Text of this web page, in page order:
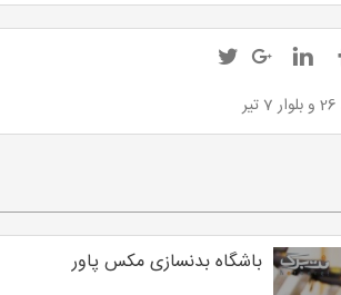
باشگاه بدنسازی مکس پاور